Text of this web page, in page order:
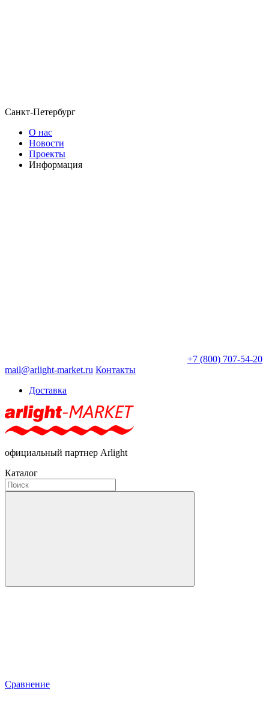
Санкт-Петербург
О нас
Новости
Проекты
Информация
+7 (800) 707-54-20
mail@arlight-market.ru Контакты
Доставка
официальный партнер Arlight
Каталог
Сравнение